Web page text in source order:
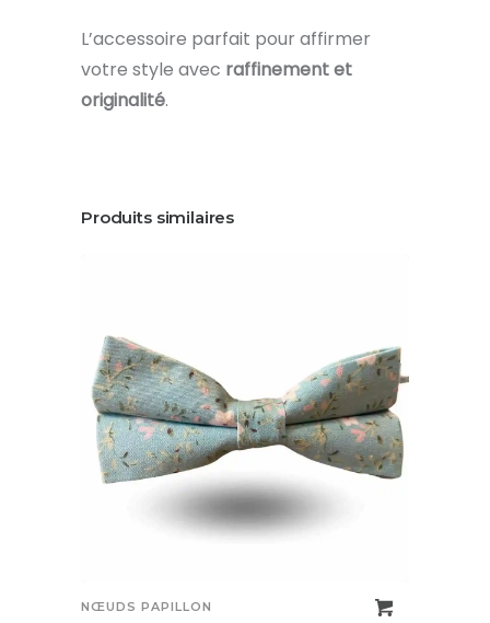
L’accessoire parfait pour affirmer
votre style avec raffinement et
originalité.
Produits similaires
NŒUDS PAPILLON